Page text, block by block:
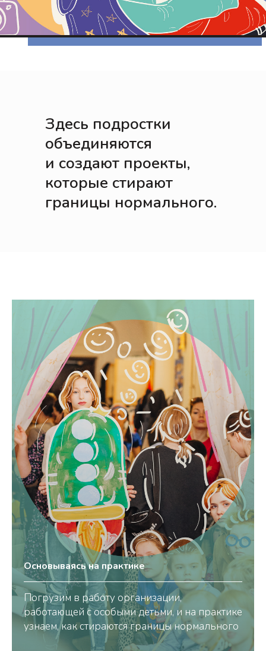
Здесь подростки
объединяются
и создают проекты,
которые стирают
границы нормального.
Основываясь на практике
Погрузим в работу организации,
работающей с особыми детьми, и на практике
узнаем, как стираются границы нормального